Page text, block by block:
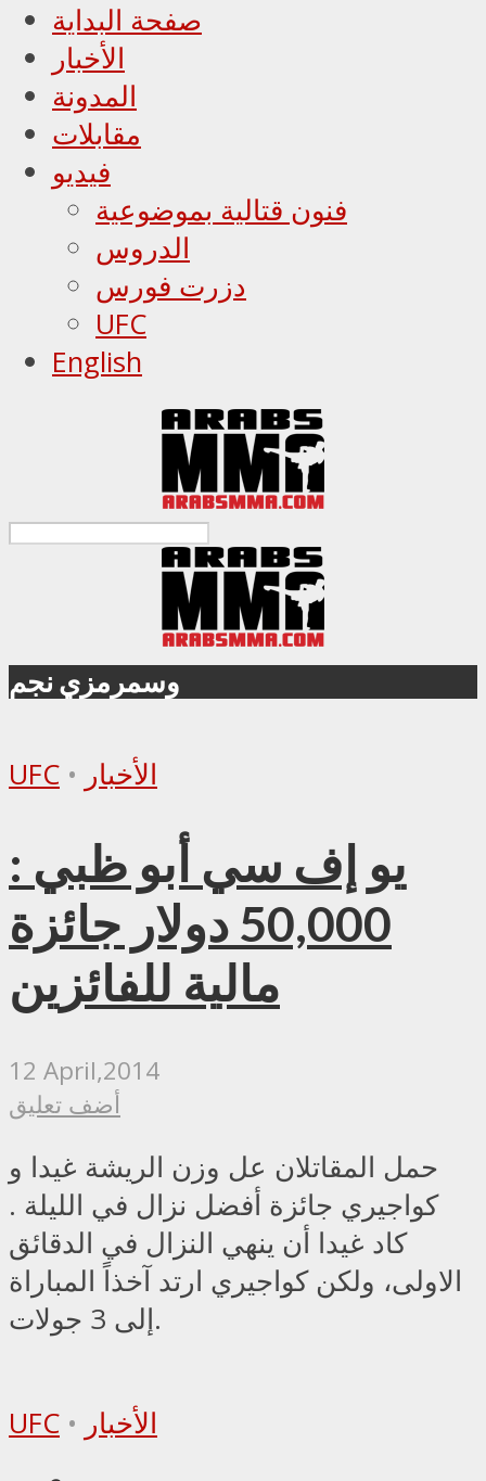
صفحة البداية
الأخبار
المدونة
مقابلات
فيديو
فنون قتالية بموضوعية
الدروس
دزرت فورس
UFC
English
وسمرمزي نجم
UFC • الأخبار
يو إف سي أبو ظبي :
50,000 دولار جائزة
مالية للفائزين
12 April,2014
أضف تعليق
حمل المقاتلان عل وزن الريشة غيدا و
كواجيري جائزة أفضل نزال في الليلة .
كاد غيدا أن ينهي النزال في الدقائق
الاولى، ولكن كواجيري ارتد آخذاً المباراة
إلى 3 جولات.
UFC • الأخبار